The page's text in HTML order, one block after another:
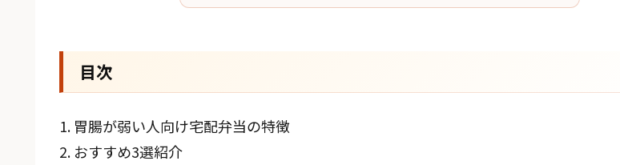
目次
1. 胃腸が弱い人向け宅配弁当の特徴
2. おすすめ3選紹介